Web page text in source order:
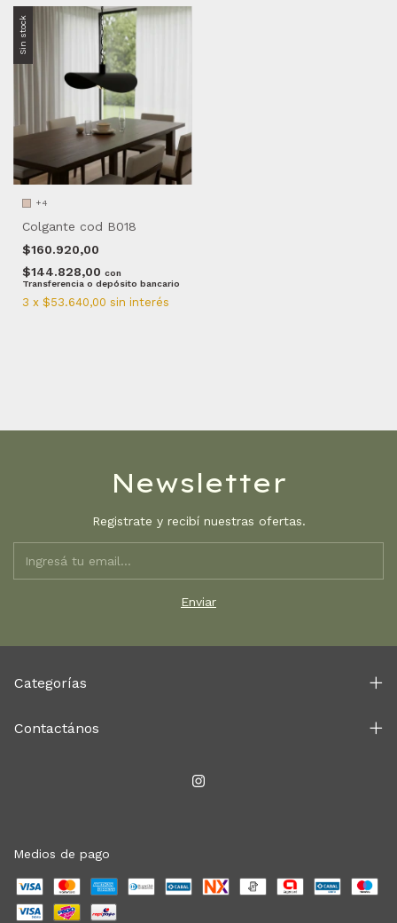
Sin stock
+4
Colgante cod B018
$160.920,00
$144.828,00 con
Transferencia o depósito bancario
3 x $53.640,00 sin interés
Newsletter
Registrate y recibí nuestras ofertas.
Categorías
Contactános
Medios de pago